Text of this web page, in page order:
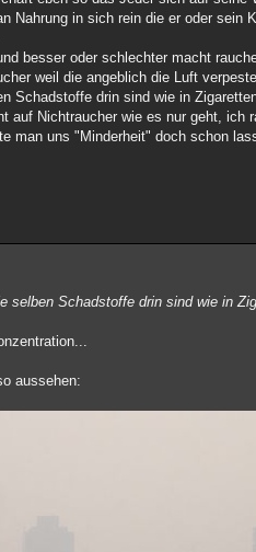
Nahrung in sich rein die er oder
besser oder schlechter macht
weil die angeblich die Luft
Schadstoffe drin sind wie in
auf Nichtraucher wie es nur geht,
man uns "Minderheit" doch schon
selben Schadstoffe drin sind wie in
aussehen: